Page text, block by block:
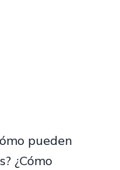
pueden
¿Cómo